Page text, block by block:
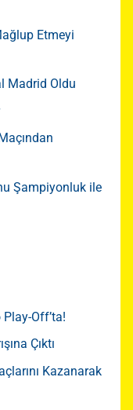
Etmeyi
Madrid Oldu
Şampiyonluk ile
Off’ta!
Çıktı
Kazanarak